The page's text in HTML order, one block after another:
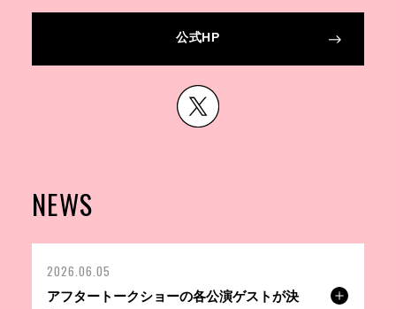
公式HP
NEWS
2026.06.05
アフタートークショーの各公演ゲストが決